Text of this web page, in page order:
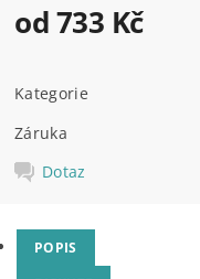
od 733 Kč
Kategorie
Záruka
Dotaz
POPIS